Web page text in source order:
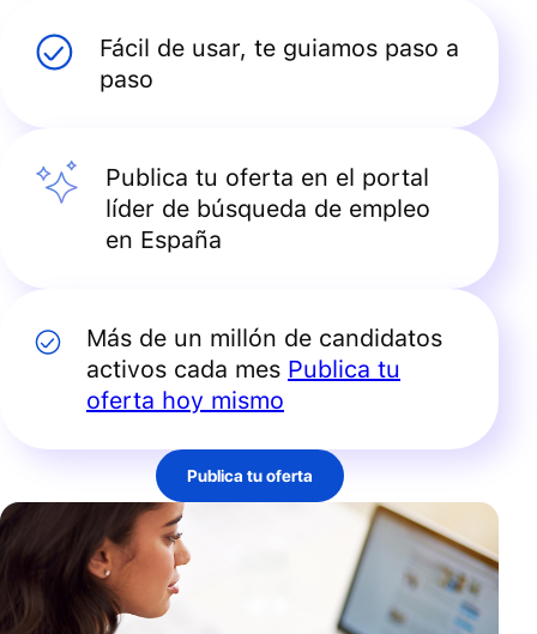
Fácil de usar, te guiamos paso a
paso
Publica tu oferta en el portal
líder de búsqueda de empleo
en España
Más de un millón de candidatos
activos cada mes Publica tu
oferta hoy mismo
Publica tu oferta